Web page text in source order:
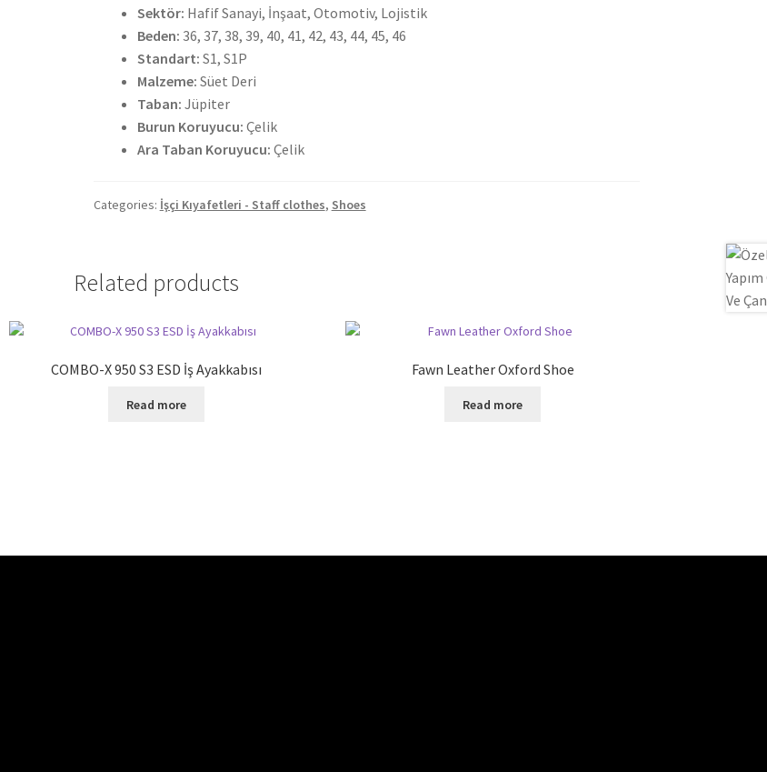
Sektör: Hafif Sanayi, İnşaat, Otomotiv, Lojistik
Beden: 36, 37, 38, 39, 40, 41, 42, 43, 44, 45, 46
Standart: S1, S1P
Malzeme: Süet Deri
Taban: Jüpiter
Burun Koruyucu: Çelik
Ara Taban Koruyucu: Çelik
Categories: İşçi Kıyafetleri - Staff clothes, Shoes
Related products
COMBO-X 950 S3 ESD İş Ayakkabısı
Read more
Fawn Leather Oxford Shoe
Read more